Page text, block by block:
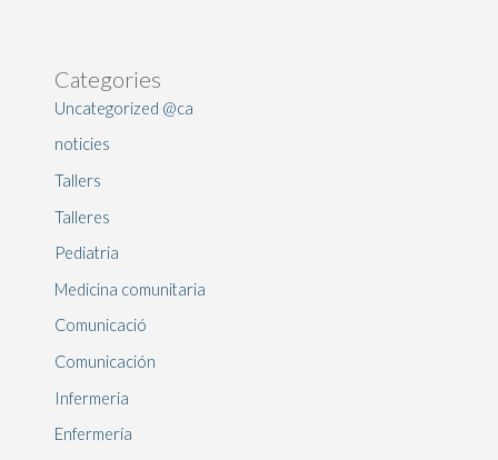
Categories
Uncategorized @ca
noticies
Tallers
Talleres
Pediatria
Medicina comunitaria
Comunicació
Comunicación
Infermeria
Enfermería